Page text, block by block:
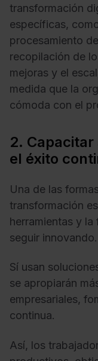
transformación
específicas,
procesamiento
recopilación de
mejoras y el
medida que la
cómoda con el
2.
el éxito
Una de las
transformación
herramientas y
seguir innovando.
Sí usan
se apropiarán
empresariales,
continua.
Así, los